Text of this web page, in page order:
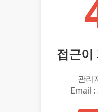
접근이
관리
Email